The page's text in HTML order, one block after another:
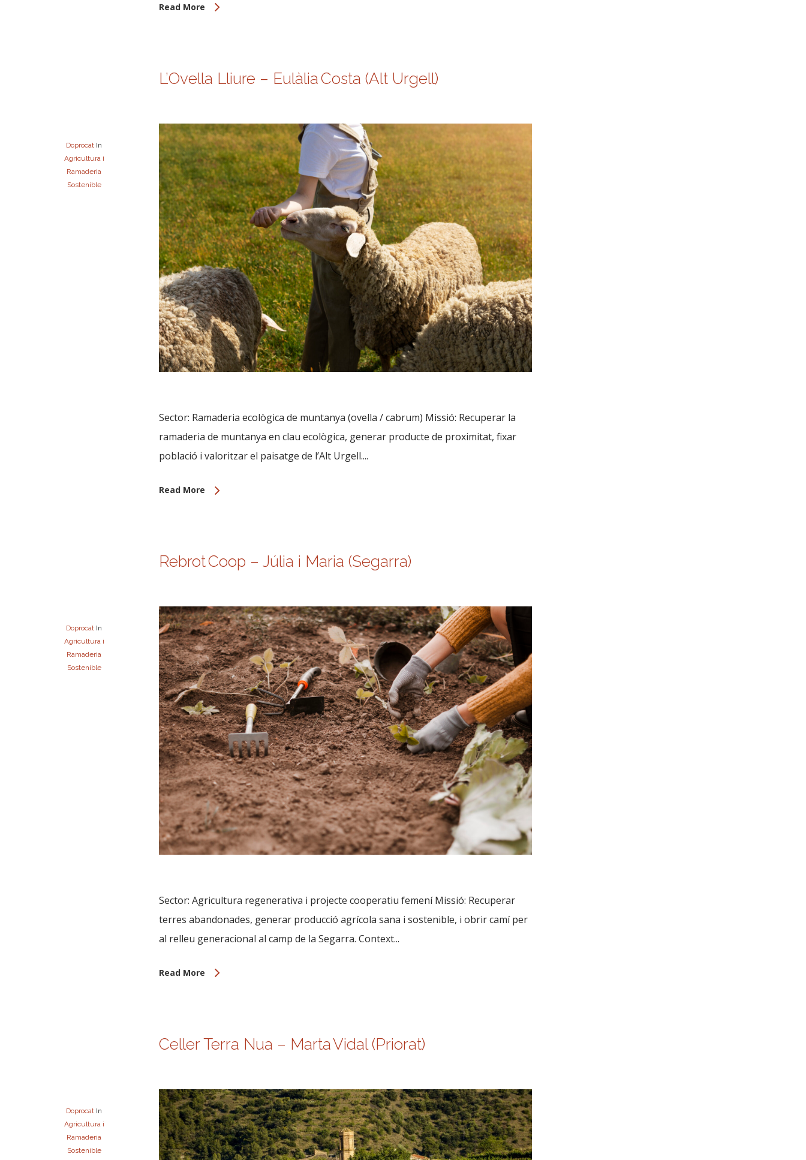
Read More
Doprocat In
Agricultura i
Ramaderia
Sostenible
L’Ovella Lliure – Eulàlia Costa (Alt Urgell)
Sector: Ramaderia ecològica de muntanya (ovella / cabrum) Missió: Recuperar la
ramaderia de muntanya en clau ecològica, generar producte de proximitat, fixar
població i valoritzar el paisatge de l’Alt Urgell....
Read More
Doprocat In
Agricultura i
Ramaderia
Sostenible
Rebrot Coop – Júlia i Maria (Segarra)
Sector: Agricultura regenerativa i projecte cooperatiu femení Missió: Recuperar
terres abandonades, generar producció agrícola sana i sostenible, i obrir camí per
al relleu generacional al camp de la Segarra. Context...
Read More
Doprocat In
Agricultura i
Ramaderia
Sostenible
Celler Terra Nua – Marta Vidal (Priorat)